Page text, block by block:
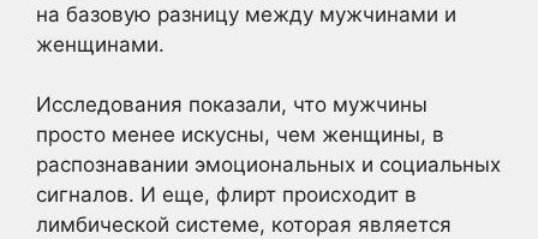
на базовую разницу между мужчинами и
женщинами.
Исследования показали, что мужчины
просто менее искусны, чем женщины, в
распознавании эмоциональных и социальных
сигналов. И еще, флирт происходит в
лимбической системе, которая является